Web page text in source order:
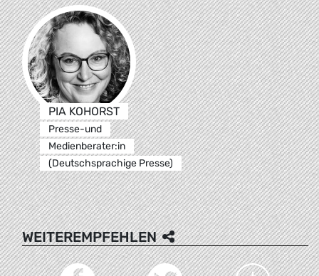
PIA KOHORST
Presse-und
Medienberater:in
(Deutschsprachige Presse)
WEITEREMPFEHLEN